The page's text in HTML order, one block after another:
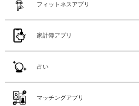
フィットネスアプリ
家計簿アプリ
占い
マッチングアプリ